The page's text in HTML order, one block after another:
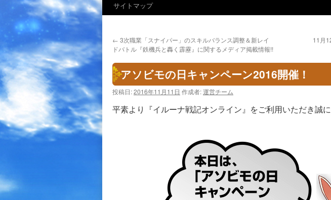
サイトマップ
← 3次職業「スナイパー」のスキルバランス調整＆新レイ
ドバトル『鉄機兵と轟く霹靂』に関するメディア掲載情報!!
11月
アソビモの日キャンペーン2016開催！
投稿日:2016年11月11日 作成者:運営チーム
平素より『イルーナ戦記オンライン』をご利用いただき誠